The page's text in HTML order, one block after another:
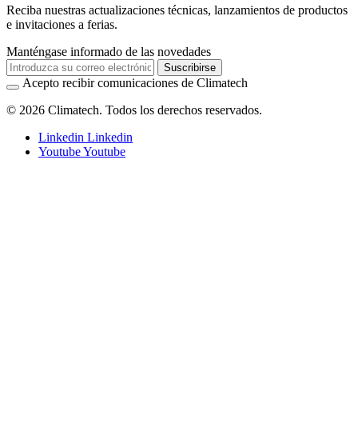
Reciba nuestras actualizaciones técnicas, lanzamientos de productos
e invitaciones a ferias.
Manténgase informado de las novedades
Suscribirse
Acepto recibir comunicaciones de Climatech
© 2026 Climatech. Todos los derechos reservados.
Linkedin Linkedin
YoutubeYoutube